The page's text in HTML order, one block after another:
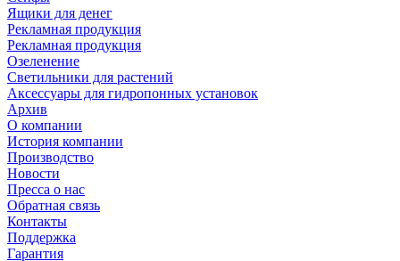
Ящики для денег
Рекламная продукция
Рекламная продукция
Озеленение
Светильники для растений
Аксессуары для гидропонных установок
Архив
О компании
История компании
Производство
Новости
Пресса о нас
Обратная связь
Контакты
Поддержка
Гарантия